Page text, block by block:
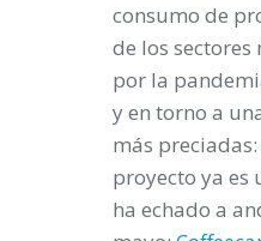
consumo de
de los sectores
por la
y en torno a
más preciadas:
proyecto ya es
ha echado a